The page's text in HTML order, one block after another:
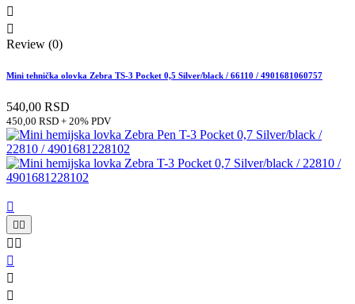


Review (0)
Mini tehnička olovka Zebra TS-3 Pocket 0,5 Silver/black / 66110 / 4901681060757
540,00 RSD
450,00 RSD + 20% PDV

 
 


